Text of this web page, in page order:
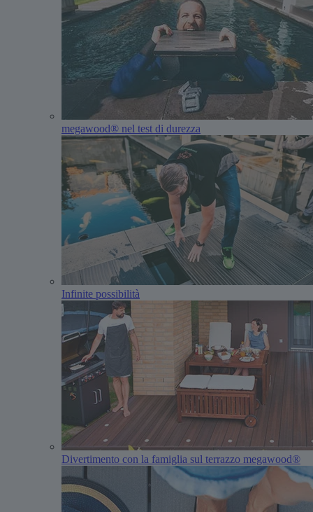
megawood® nel test di durezza
Infinite possibilità
Divertimento con la famiglia sul terrazzo megawood®